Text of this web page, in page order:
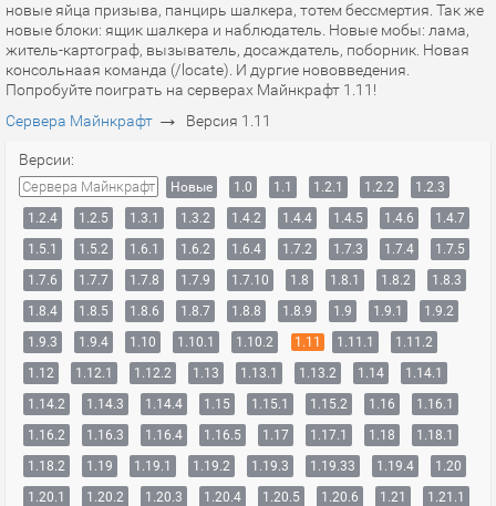
новые яйца призыва, панцирь шалкера, тотем бессмертия. Так же
новые блоки: ящик шалкера и наблюдатель. Новые мобы: лама,
житель-картограф, вызыватель, досаждатель, поборник. Новая
консольнаая команда (/locate). И дургие нововведения.
Попробуйте поиграть на серверах Майнкрафт 1.11!
Сервера Майнкрафт → Версия 1.11
Версии:
Сервера Майнкрафт Новые 1.0 1.1 1.2.1 1.2.2
1.2.3
1.2.4
1.2.5 1.3.1 1.3.2 1.4.2 1.4.4 1.4.5 1.4.6
1.4.7
1.5.1
1.5.2 1.6.1 1.6.2 1.6.4 1.7.2 1.7.3 1.7.4
1.7.5
1.7.6
1.7.7 1.7.8 1.7.9 1.7.10 1.8 1.8.1 1.8.2
1.8.3
1.8.4
1.8.5 1.8.6 1.8.7 1.8.8 1.8.9 1.9 1.9.1
1.9.2
1.9.3
1.9.4 1.10 1.10.1 1.10.2 1.11 1.11.1
1.11.2
1.12
1.12.1 1.12.2 1.13 1.13.1 1.13.2 1.14
1.14.1
1.14.2
1.14.3 1.14.4 1.15 1.15.1 1.15.2 1.16
1.16.1
1.16.2
1.16.3 1.16.4 1.16.5 1.17 1.17.1 1.18
1.18.1
1.18.2
1.19 1.19.1 1.19.2 1.19.3 1.19.33 1.19.4
1.20
1.20.1
1.20.2 1.20.3 1.20.4 1.20.5 1.20.6 1.21
1.21.1